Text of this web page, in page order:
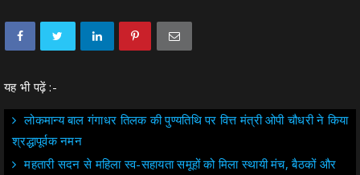
यह भी पढ़ें :-
लोकमान्य बाल गंगाधर तिलक की पुण्यतिथि पर वित्त मंत्री ओपी चौधरी ने किया
श्रद्धापूर्वक नमन
महतारी सदन से महिला स्व-सहायता समूहों को मिला स्थायी मंच, बैठकों और